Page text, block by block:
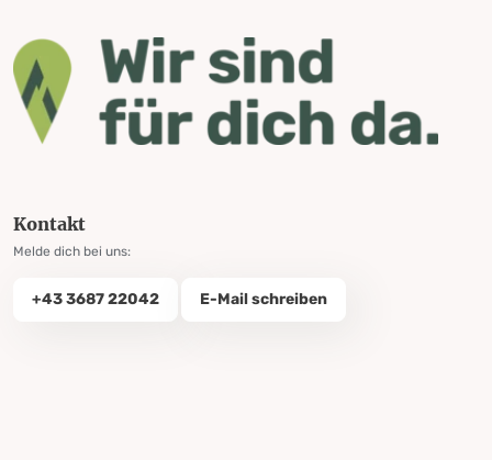
Kontakt
Melde dich bei uns:
+43 3687 22042 E-Mail schreiben